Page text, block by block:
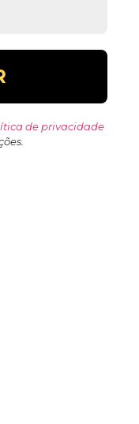
de privacidade